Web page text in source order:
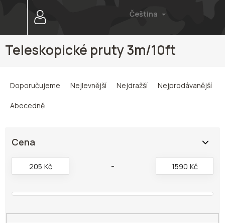
Čeština
Teleskopické pruty 3m/10ft
e
ů
Doporučujeme Nejlevnější Nejdražší Nejprodávanější
Abecedně
Cena
205 Kč 1590 Kč